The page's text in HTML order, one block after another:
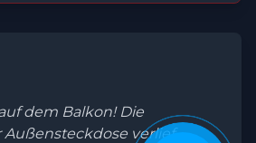
dem Balkon! Die
Außensteckdose verlief